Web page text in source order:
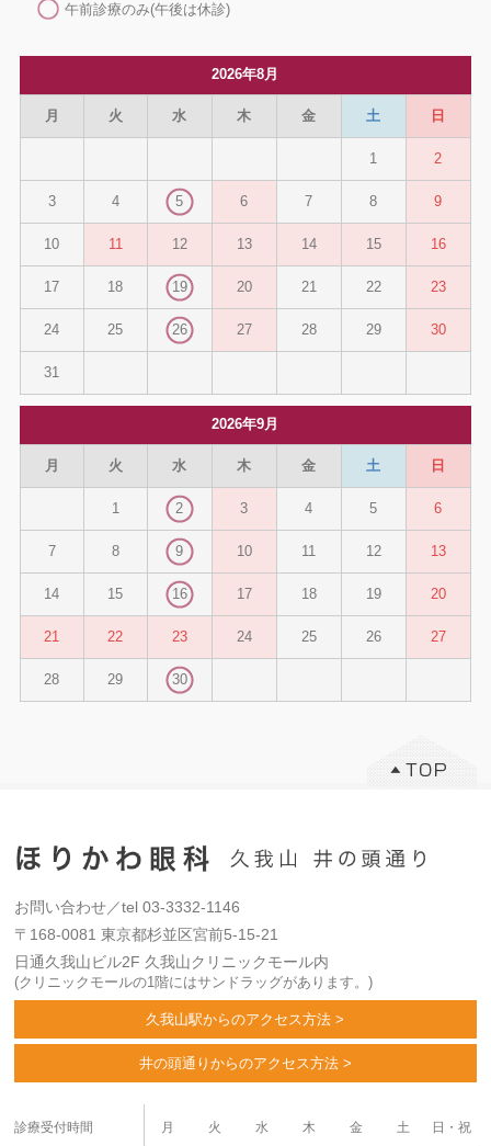
午前診療のみ(午後は休診)
2026年8月
月 火 水 木 金 土 日
1 2
3 4 5 6 7 8 9
10 11 12 13 14 15 16
17 18 19 20 21 22 23
24 25 26 27 28 29 30
31
2026年9月
月 火 水 木 金 土 日
1 2 3 4 5 6
7 8 9 10 11 12 13
14 15 16 17 18 19 20
21 22 23 24 25 26 27
28 29 30
お問い合わせ／tel 03-3332-1146
〒168-0081 東京都杉並区宮前5-15-21
日通久我山ビル2F 久我山クリニックモール内
(クリニックモールの1階にはサンドラッグがあります。)
久我山駅からのアクセス方法 >
井の頭通りからのアクセス方法 >
診療受付時間 月 火 水 木 金 土 日・祝